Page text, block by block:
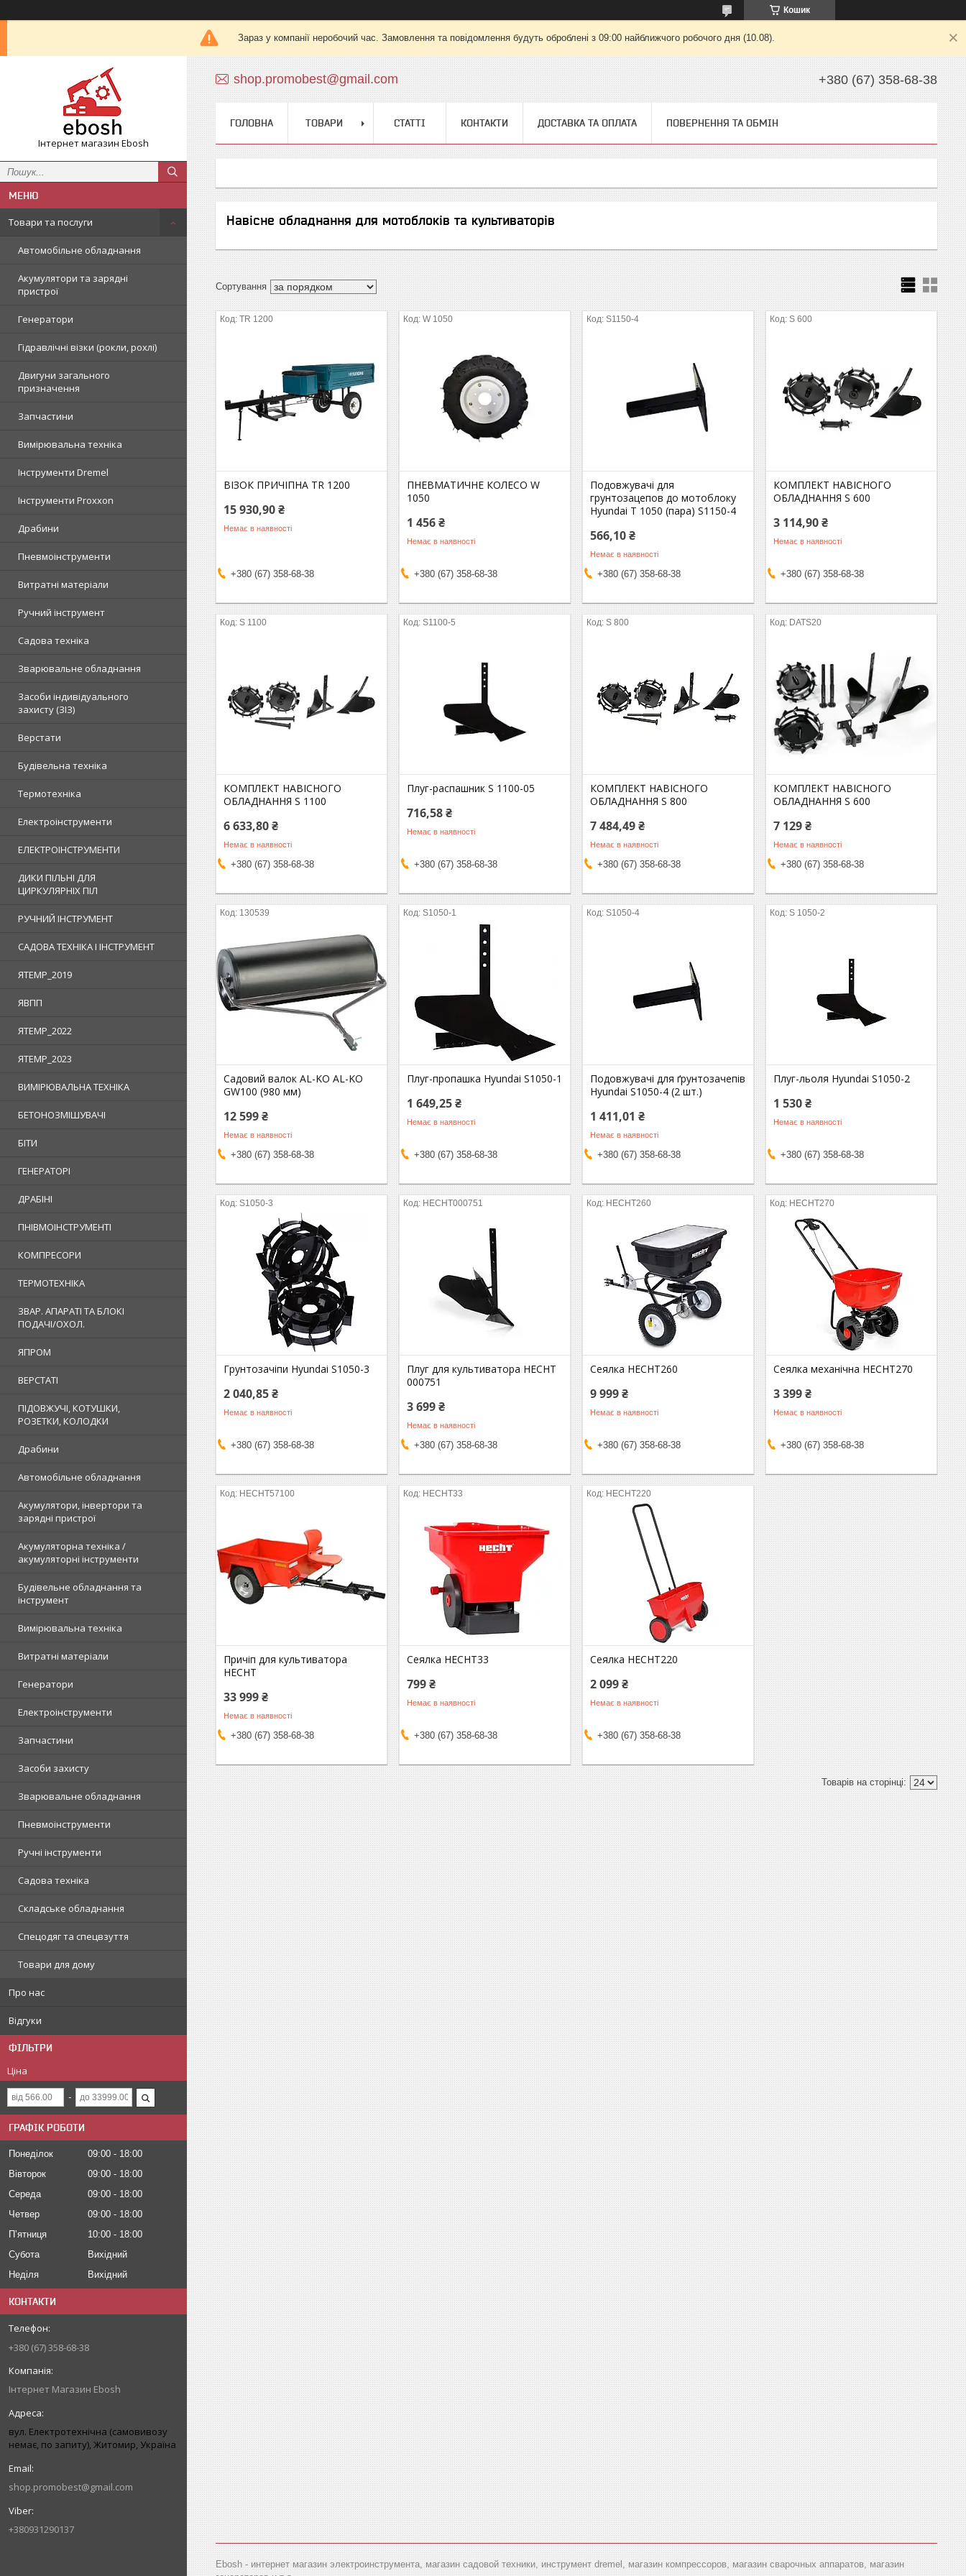
Кошик
Зараз у компанії неробочий час. Замовлення та повідомлення будуть оброблені з 09:00 найближчого робочого дня (10.08).
Інтернет магазин Ebosh
Товари та послуги
Автомобільне обладнання
Акумулятори та зарядні
пристрої
Генератори
Гідравлічні візки (рокли, рохлі)
Двигуни загального
призначення
Запчастини
Вимірювальна техніка
Інструменти Dremel
Інструменти Proxxon
Драбини
Пневмоінструменти
Витратні матеріали
Ручний інструмент
Садова техніка
Зварювальне обладнання
Засоби індивідуального
захисту (ЗІЗ)
Верстати
Будівельна техніка
Термотехніка
Електроінструменти
ЕЛЕКТРОІНСТРУМЕНТИ
ДИКИ ПІЛЬНІ ДЛЯ
ЦИРКУЛЯРНІХ ПІЛ
РУЧНИЙ ІНСТРУМЕНТ
САДОВА ТЕХНІКА І ІНСТРУМЕНТ
ЯTEMP_2019
ЯВПП
ЯTEMP_2022
ЯTEMP_2023
ВИМІРЮВАЛЬНА ТЕХНІКА
БЕТОНОЗМІШУВАЧІ
БІТИ
ГЕНЕРАТОРІ
ДРАБІНІ
ПНІВМОІНСТРУМЕНТІ
КОМПРЕСОРИ
ТЕРМОТЕХНІКА
ЗВАР. АПАРАТІ ТА БЛОКІ
ПОДАЧІ/ОХОЛ.
ЯПРОМ
ВЕРСТАТІ
ПІДОВЖУЧІ, КОТУШКИ,
РОЗЕТКИ, КОЛОДКИ
Драбини
Автомобільне обладнання
Акумулятори, інвертори та
зарядні пристрої
Акумуляторна техніка /
акумуляторні інструменти
Будівельне обладнання та
інструмент
Вимірювальна техніка
Витратні матеріали
Генератори
Електроінструменти
Запчастини
Засоби захисту
Зварювальне обладнання
Пневмоінструменти
Ручні інструменти
Садова техніка
Складське обладнання
Спецодяг та спецвзуття
Товари для дому
Про нас
Відгуки
ФІЛЬТРИ
Ціна
ГРАФІК РОБОТИ
Понеділок 09:00
18:00
Вівторок
09:00
18:00
Середа
09:00
18:00
Четвер
09:00
18:00
Пʼятниця
10:00
18:00
Субота
Вихідний
Неділя
Вихідний
КОНТАКТИ
+380 (67) 358-68-38
Інтернет Магазин Ebosh
вул. Електротехнічна (самовивозу
немає, по запиту), Житомир, Україна
shop.promobest@gmail.com
+380931290137
shop.promobest@gmail.com +380 (67) 358-68-38
ГОЛОВНА ТОВАРИ СТАТТІ КОНТАКТИ ДОСТАВКА ТА ОПЛАТА ПОВЕРНЕННЯ ТА ОБМІН
Навісне обладнання для мотоблоків та культиваторів
TR 1200
ВІЗОК ПРИЧІПНА TR 1200
15 930,90 ₴
Немає в наявності
+380 (67) 358-68-38
W 1050
ПНЕВМАТИЧНЕ КОЛЕСО W
1050
1 456 ₴
Немає в наявності
+380 (67) 358-68-38
S1150-4
Подовжувачі для
грунтозацепов до мотоблоку
Hyundai T 1050 (пара) S1150-4
566,10 ₴
Немає в наявності
+380 (67) 358-68-38
S 600
КОМПЛЕКТ НАВІСНОГО
ОБЛАДНАННЯ S 600
3 114,90 ₴
Немає в наявності
+380 (67) 358-68-38
S 1100
КОМПЛЕКТ НАВІСНОГО
ОБЛАДНАННЯ S 1100
6 633,80 ₴
Немає в наявності
+380 (67) 358-68-38
S1100-5
Плуг-распашник S 1100-05
716,58 ₴
Немає в наявності
+380 (67) 358-68-38
S 800
КОМПЛЕКТ НАВІСНОГО
ОБЛАДНАННЯ S 800
7 484,49 ₴
Немає в наявності
+380 (67) 358-68-38
DATS20
КОМПЛЕКТ НАВІСНОГО
ОБЛАДНАННЯ S 600
7 129 ₴
Немає в наявності
+380 (67) 358-68-38
130539
Садовий валок AL-KO AL-KO
GW100 (980 мм)
12 599 ₴
Немає в наявності
+380 (67) 358-68-38
S1050-1
Плуг-пропашка Hyundai S1050-1
1 649,25 ₴
Немає в наявності
+380 (67) 358-68-38
S1050-4
Подовжувачі для ґрунтозачепів
Hyundai S1050-4 (2 шт.)
1 411,01 ₴
Немає в наявності
+380 (67) 358-68-38
S 1050-2
Плуг-льоля Hyundai S1050-2
1 530 ₴
Немає в наявності
+380 (67) 358-68-38
S1050-3
Грунтозачіпи Hyundai S1050-3
2 040,85 ₴
Немає в наявності
+380 (67) 358-68-38
HECHT000751
Плуг для культиватора HECHT
000751
3 699 ₴
Немає в наявності
+380 (67) 358-68-38
HECHT260
Сеялка HECHT260
9 999 ₴
Немає в наявності
+380 (67) 358-68-38
HECHT270
Сеялка механічна HECHT270
3 399 ₴
Немає в наявності
+380 (67) 358-68-38
HECHT57100
Причіп для культиватора
HECHT
33 999 ₴
Немає в наявності
+380 (67) 358-68-38
HECHT33
Сеялка HECHT33
799 ₴
Немає в наявності
+380 (67) 358-68-38
HECHT220
Сеялка HECHT220
2 099 ₴
Немає в наявності
+380 (67) 358-68-38
Ebosh - интернет магазин электроинструмента, магазин садовой техники, инструмент dremel, магазин компрессоров, магазин сварочных аппаратов, магазин